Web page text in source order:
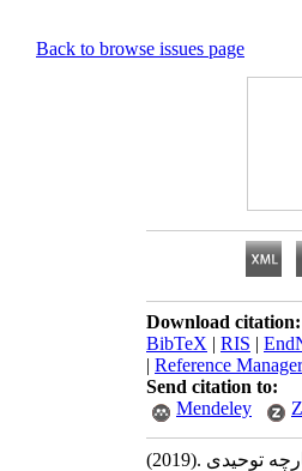
Back to browse issues page
Download citation:
BibTeX | RIS |
| Reference Manager
Send citation to:
Mendeley
(2019).